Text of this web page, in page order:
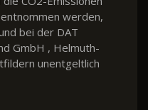
werden,
bei der DAT
GmbH , Helmuth-
unentgeltlich